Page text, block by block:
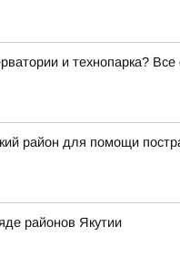
и технопарка?
район для помощи
районов Якутии